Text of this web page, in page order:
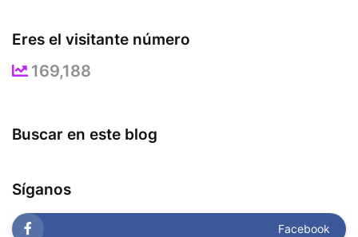
Eres el visitante número
169,188
Buscar en este blog
Síganos
Facebook